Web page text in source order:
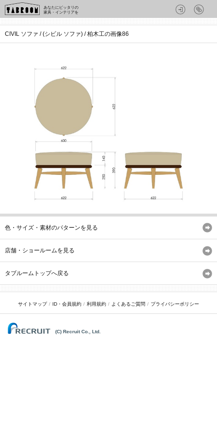
あなたにピッタリの
家具・インテリアを
CIVIL ソファ / (シビル ソファ) / 柏木工の画像86
色・サイズ・素材のパターンを見る
店舗・ショールームを見る
タブルームトップへ戻る
サイトマップ ID・会員規約 利用規約 よくあるご質問 プライバシーポリシー
(C) Recruit Co., Ltd.